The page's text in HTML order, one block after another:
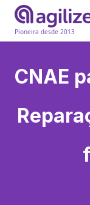
Pioneira desde 2013
CNAE